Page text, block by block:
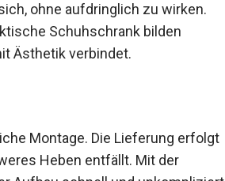
ohne aufdringlich zu wirken.
Schuhschrank bilden
Ästhetik verbindet.
Montage. Die Lieferung erfolgt
Heben entfällt. Mit der